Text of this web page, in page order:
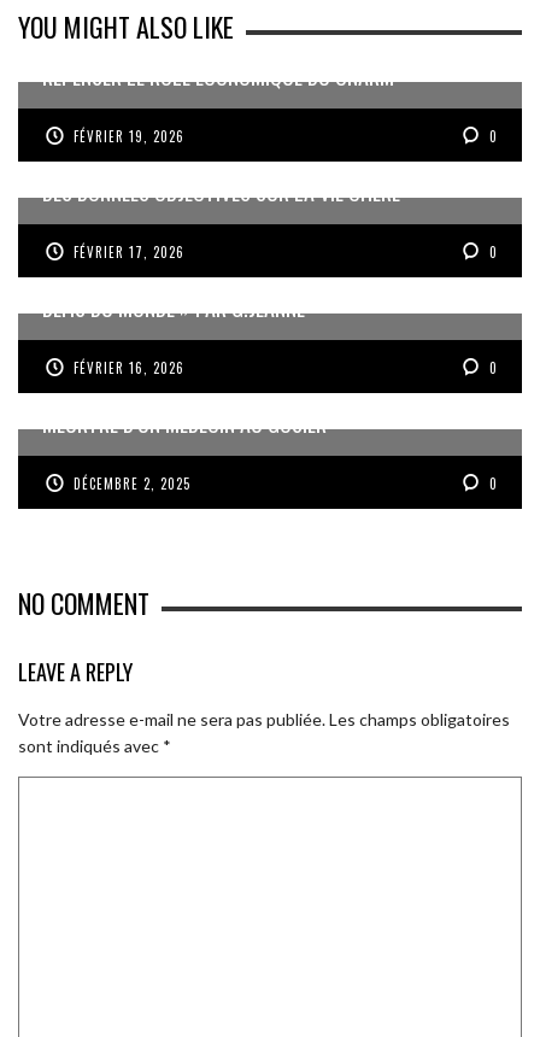
YOU MIGHT ALSO LIKE
REPENSER LE RÔLE ÉCONOMIQUE DU CNARM
FÉVRIER 19, 2026 0
DES DONNÉES OBJECTIVES SUR LA VIE CHÈRE
FÉVRIER 17, 2026 0
« UN GOSIER FIER, FORT ET RESPONSABLE FACE AUX
DÉFIS DU MONDE » PAR G.JEANNE
FÉVRIER 16, 2026 0
MEURTRE D’UN MÉDECIN AU GOSIER
DÉCEMBRE 2, 2025 0
NO COMMENT
LEAVE A REPLY
Votre adresse e-mail ne sera pas publiée.Les champs obligatoires
sont indiqués avec *